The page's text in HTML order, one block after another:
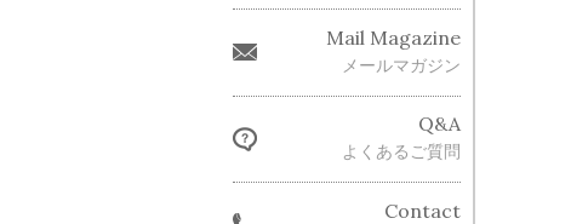
Mail Magazine
メールマガジン
Q&A
よくあるご質問
Contact